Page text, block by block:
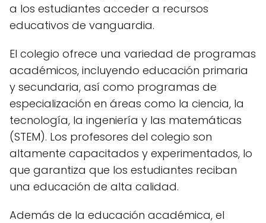
a los estudiantes acceder a recursos
educativos de vanguardia.
El colegio ofrece una variedad de programas
académicos, incluyendo educación primaria
y secundaria, así como programas de
especialización en áreas como la ciencia, la
tecnología, la ingeniería y las matemáticas
(STEM). Los profesores del colegio son
altamente capacitados y experimentados, lo
que garantiza que los estudiantes reciban
una educación de alta calidad.
Además de la educación académica, el